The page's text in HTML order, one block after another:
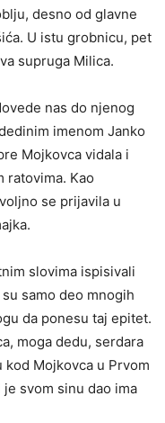
desno od glavne
U istu grobnicu, pet
supruga Milica.
nas do njenog
imenom Janko
Mojkovca vidala i
ratovima. Kao
se prijavila u
slovima ispisivali
samo deo mnogih
da ponesu taj epitet.
moga dedu, serdara
Mojkovca u Prvom
je svom sinu dao ima